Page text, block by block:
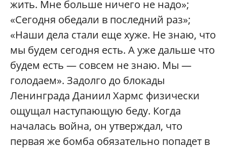
жить. Мне больше ничего не надо»;
«Сегодня обедали в последний раз»;
«Наши дела стали еще хуже. Не знаю, что
мы будем сегодня есть. А уже дальше что
будем есть — совсем не знаю. Мы —
голодаем». Задолго до блокады
Ленинграда Даниил Хармс физически
ощущал наступающую беду. Когда
началась война, он утверждал, что
первая же бомба обязательно попадет в